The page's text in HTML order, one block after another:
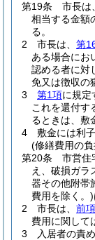
第19条
市長は
相当する金額
る。
2
市長は、 第
ある場合にお
認める者に対
免又は徴収の
3
第1項に規定
これを還付す
るときは、敷
4
敷金には利
(修繕費用の
第20条
市営住
え、破損ガラ
器その他附帯
費用を除く。)
2
市長は、 前項
費用に関して
3
入居者の責